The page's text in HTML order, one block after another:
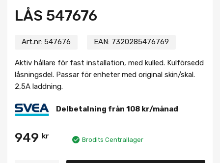
LÅS 547676
Art.nr: 547676 EAN: 7320285476769
Aktiv hållare för fast installation, med kulled. Kulförsedd
låsningsdel. Passar för enheter med original skin/skal.
2,5A laddning.
Delbetalning från 108 kr/månad
949 kr Brodits Centrallager